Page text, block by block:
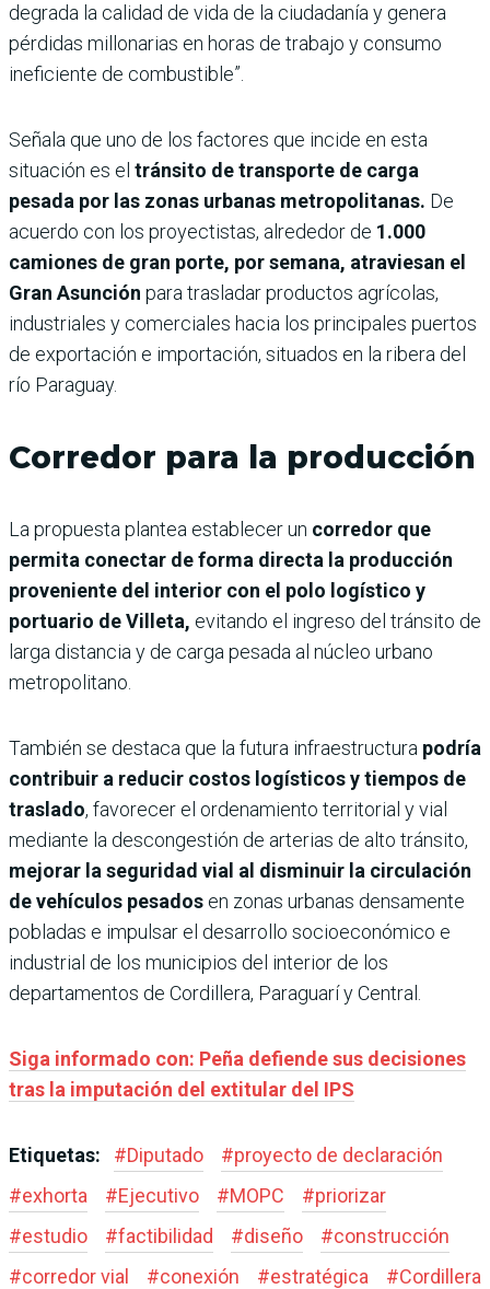
degrada la calidad de vida de la ciudadanía y genera
pérdidas millonarias en horas de trabajo y consumo
ineficiente de combustible”.
Señala que uno de los factores que incide en esta
situación es el tránsito de transporte de carga
pesada por las zonas urbanas metropolitanas. De
acuerdo con los proyectistas, alrededor de 1.000
camiones de gran porte, por semana, atraviesan el
Gran Asunción para trasladar productos agrícolas,
industriales y comerciales hacia los principales puertos
de exportación e importación, situados en la ribera del
río Paraguay.
Corredor para la producción
La propuesta plantea establecer un corredor que
permita conectar de forma directa la producción
proveniente del interior con el polo logístico y
portuario de Villeta, evitando el ingreso del tránsito de
larga distancia y de carga pesada al núcleo urbano
metropolitano.
También se destaca que la futura infraestructura podría
contribuir a reducir costos logísticos y tiempos de
traslado, favorecer el ordenamiento territorial y vial
mediante la descongestión de arterias de alto tránsito,
mejorar la seguridad vial al disminuir la circulación
de vehículos pesados en zonas urbanas densamente
pobladas e impulsar el desarrollo socioeconómico e
industrial de los municipios del interior de los
departamentos de Cordillera, Paraguarí y Central.
Siga informado con: Peña defiende sus decisiones
tras la imputación del extitular del IPS
Etiquetas: #Diputado #proyecto de declaración
#exhorta #Ejecutivo #MOPC #priorizar
#estudio #factibilidad #diseño #construcción
#corredor vial #conexión #estratégica #Cordillera